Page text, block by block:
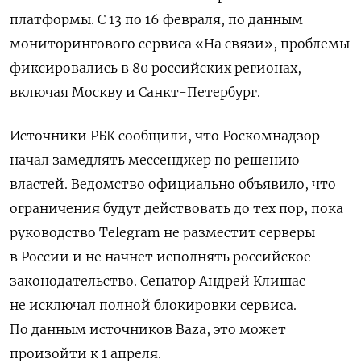
платформы. С 13 по 16 февраля, по данным
мониторингового сервиса «На связи», проблемы
фиксировались в 80 российских регионах,
включая Москву и Санкт-Петербург.
Источники РБК сообщили, что Роскомнадзор
начал замедлять мессенджер по решению
властей. Ведомство официально объявило, что
ограничения будут действовать до тех пор, пока
руководство Telegram не разместит серверы
в России и не начнет исполнять российское
законодательство. Сенатор Андрей Клишас
не исключал полной блокировки сервиса.
По данным источников Baza, это может
произойти к 1 апреля.